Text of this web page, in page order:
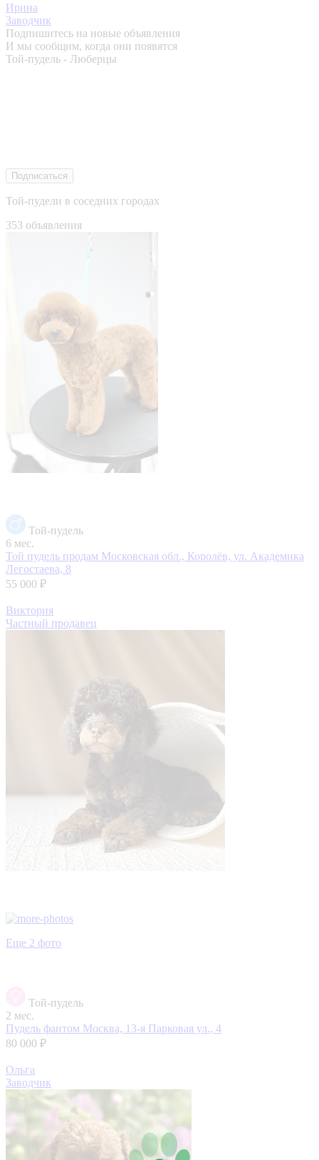
Ирина
Заводчик
Подпишитесь на новые объявления
И мы сообщим, когда они появятся
Той-пудель - Люберцы
Подписаться
Той-пудели в соседних городах
353 объявления
Той-пудель
6 мес.
Той пудель продам Московская обл., Королёв, ул. Академика
Легостаева, 8
55 000 ₽
Виктория
Частный продавец
Еще 2 фото
Той-пудель
2 мес.
Пудель фантом Москва, 13-я Парковая ул., 4
80 000 ₽
Ольга
Заводчик